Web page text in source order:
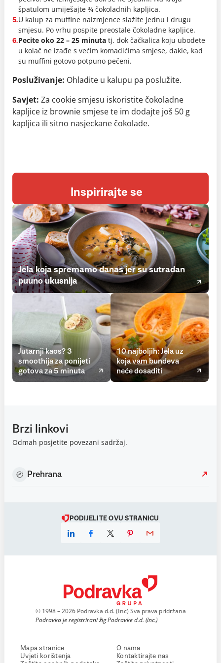
špatulom umiješajte ¾ čokoladnih kapljica.
5.U kalup za muffine naizmjence slažite jednu i drugu
smjesu. Po vrhu pospite preostale čokoladne kapljice.
6.Pecite oko 22 – 25 minuta tj. dok čačkalica koju ubodete
u kolač ne izađe s većim komadićima smjese, dakle, kad
su muffini gotovo potpuno pečeni.
Posluživanje: Ohladite u kalupu pa poslužite.
Savjet: Za cookie smjesu iskoristite čokoladne
kapljice iz brownie smjese te im dodajte još 50 g
kapljica ili sitno nasjeckane čokolade.
Inspirirajte se
Jela koja spremamo danas jer su sutradan
puuno ukusnija
Jutarnji kaos? 3
smoothija za ponijeti
gotova za 5 minuta
10 najboljih: Jela uz
koja vam bundeva
neće dosaditi
Brzi linkovi
Odmah posjetite povezani sadržaj.
Prehrana
PODIJELITE OVU STRANICU
© 1998 – 2026 Podravka d.d. (Inc) Sva prava pridržana
Podravka je registrirani žig Podravke d.d. (Inc.)
Mapa stranice
Uvjeti korištenja
O nama
Kontaktirajte nas